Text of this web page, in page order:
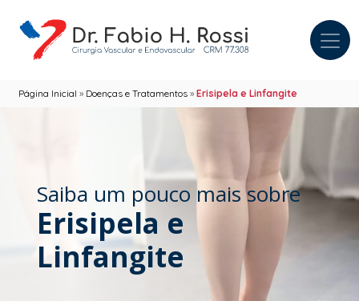
Página Inicial » Doenças e Tratamentos » Erisipela e Linfangite
Saiba um pouco mais sobre
Erisipela e
Linfangite